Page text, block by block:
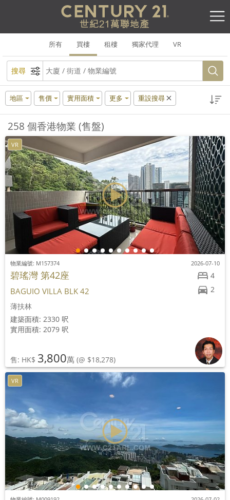
所有 買樓 租樓 獨家代理 VR
搜尋
地區 售價 實用面積 更多 重設搜尋
258 個香港物業 (售盤)
VR
4
2
物業編號: M157374 2026-07-10
碧瑤灣 第42座
BAGUIO VILLA BLK 42
薄扶林
建築面積: 2330 呎
實用面積: 2079 呎
售: HK$ 3,800萬 (@ $18,278)
VR